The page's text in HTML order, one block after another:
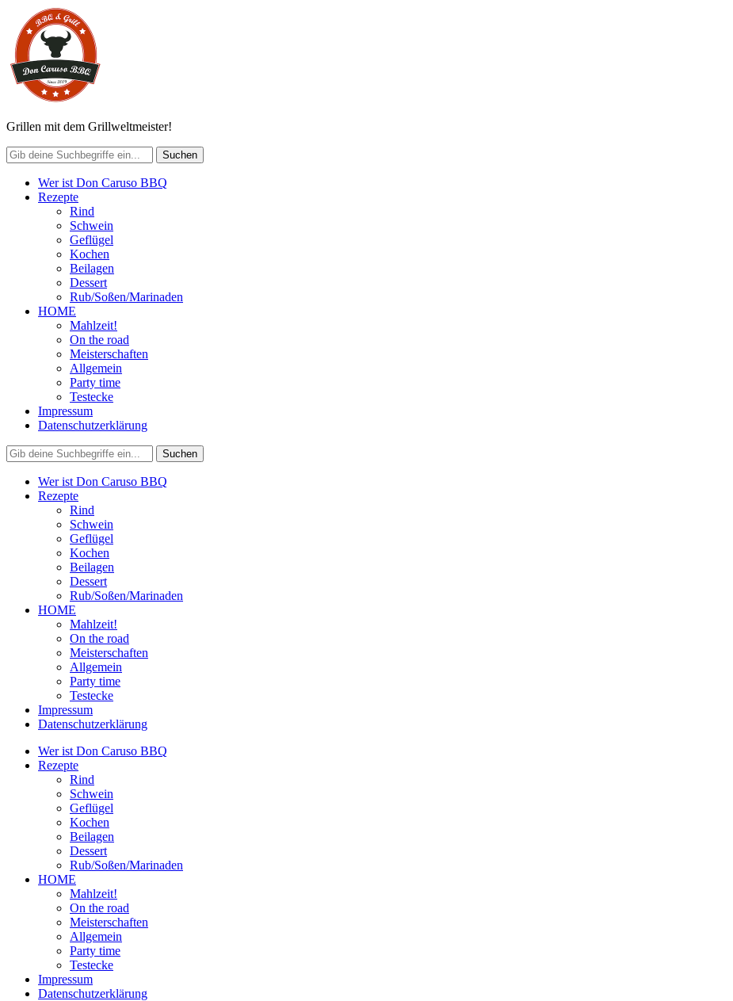
Grillen mit dem Grillweltmeister!
Wer ist Don Caruso BBQ
Rezepte
Rind
Schwein
Geflügel
Kochen
Beilagen
Dessert
Rub/Soßen/Marinaden
HOME
Mahlzeit!
On the road
Meisterschaften
Allgemein
Party time
Testecke
Impressum
Datenschutzerklärung
Wer ist Don Caruso BBQ
Rezepte
Rind
Schwein
Geflügel
Kochen
Beilagen
Dessert
Rub/Soßen/Marinaden
HOME
Mahlzeit!
On the road
Meisterschaften
Allgemein
Party time
Testecke
Impressum
Datenschutzerklärung
Wer ist Don Caruso BBQ
Rezepte
Rind
Schwein
Geflügel
Kochen
Beilagen
Dessert
Rub/Soßen/Marinaden
HOME
Mahlzeit!
On the road
Meisterschaften
Allgemein
Party time
Testecke
Impressum
Datenschutzerklärung